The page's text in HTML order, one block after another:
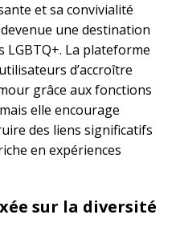
et sa convivialité
une destination
LGBTQ+. La plateforme
d’accroître
grâce aux fonctions
elle encourage
des liens significatifs
en expériences
sur la diversité